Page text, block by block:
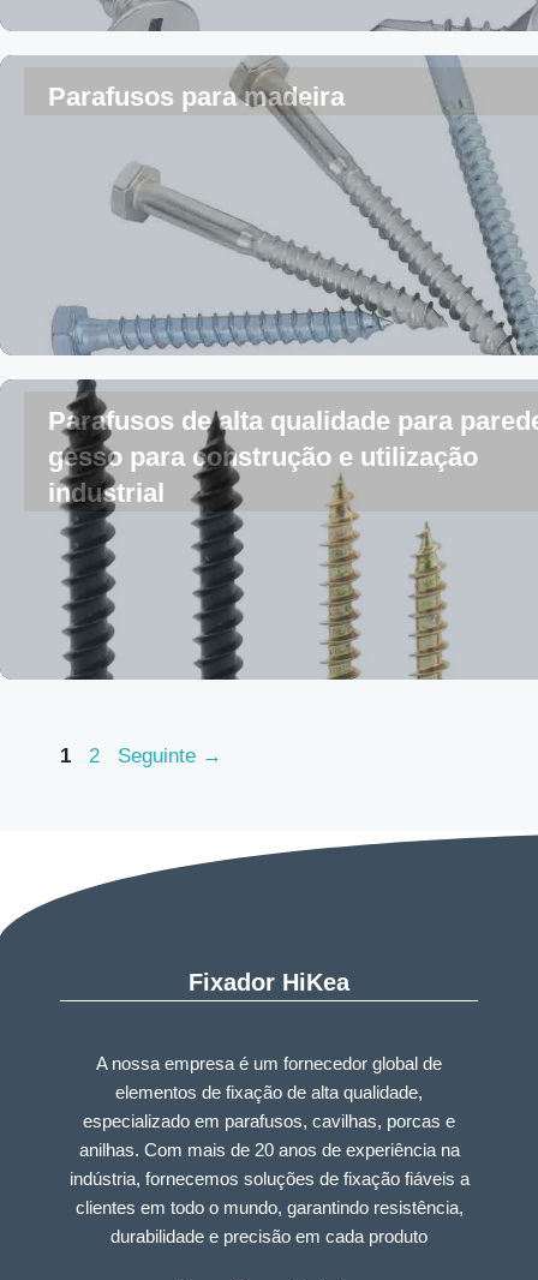
Parafusos para madeira
Parafusos de alta qualidade para
gesso para construção e utilização
industrial
Página
1 Página
2 Seguinte →
Fixador HiKea
A nossa empresa é um fornecedor global de
elementos de fixação de alta qualidade,
especializado em parafusos, cavilhas, porcas e
anilhas. Com mais de 20 anos de experiência na
indústria, fornecemos soluções de fixação fiáveis a
clientes em todo o mundo, garantindo resistência,
durabilidade e precisão em cada produto